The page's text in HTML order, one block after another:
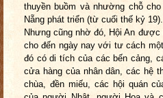
thuyền buồm và nhường chỗ
Nẵng phát triển (từ cuối thế kỷ 19).
Nhưng cũng nhờ đó, Hội An
cho đến ngày nay với tư cách
đó có di tích của các bến cảng,
cửa hàng của nhân dân, các hệ
chùa, đền miếu, các hội quán